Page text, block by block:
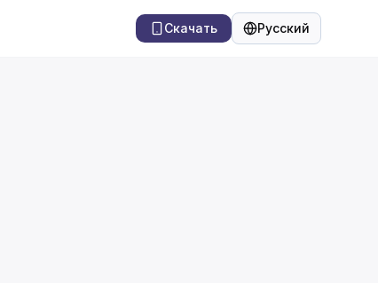
Скачать Русский
Язык